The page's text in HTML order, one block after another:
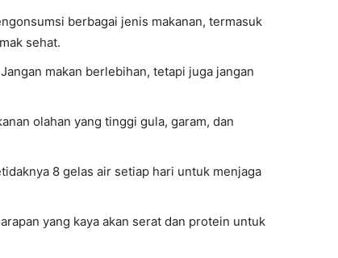
berbagai jenis makanan, termasuk
sehat.
makan berlebihan, tetapi juga jangan
olahan yang tinggi gula, garam, dan
8 gelas air setiap hari untuk menjaga
yang kaya akan serat dan protein untuk